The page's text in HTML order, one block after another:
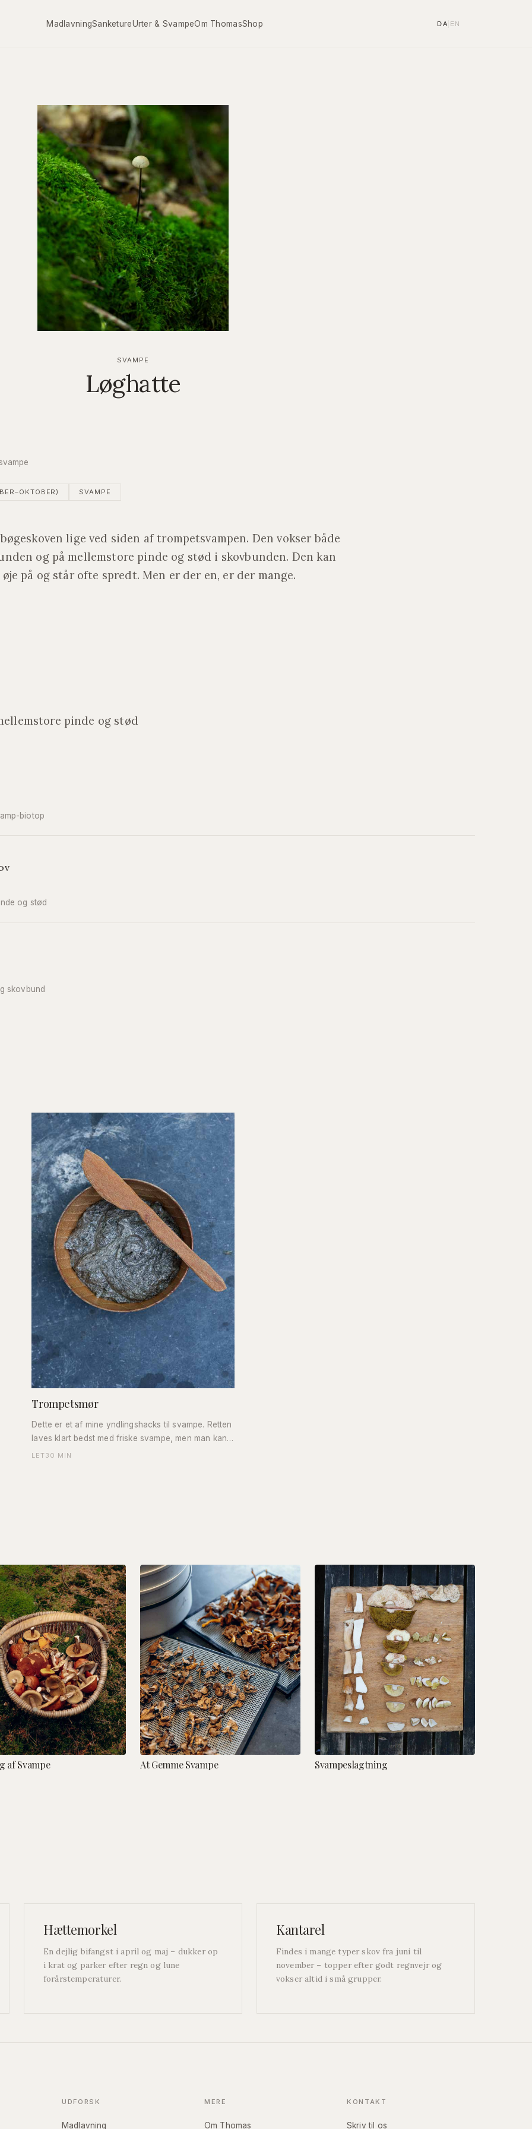
MadlavningSanketureUrter & SvampeOm ThomasShop DA EN
SVAMPE
Løghatte
SVAMPE
lige ved siden af trompetsvampen. Den vokser både
og på mellemstore pinde og stød i skovbunden. Den kan
på og står ofte spredt. Men er der en, er der mange.
pinde og stød
biotop
og stød
skovbund
Trompetsmør
Dette er et af mine yndlingshacks til svampe. Retten
laves klart bedst med friske svampe, men man kan
også bruge tørrede. Det skal være trompetsvamp
LET30 MIN
af Svampe At Gemme Svampe Svampeslagtning
Hættemorkel
En dejlig bifangst i april og maj – dukker op
i krat og parker efter regn og lune
forårstemperaturer.
Kantarel
Findes i mange typer skov fra juni til
november – topper efter godt regnvejr og
vokser altid i små grupper.
UDFORSK
Madlavning
MERE
Om Thomas
KONTAKT
Skriv til os